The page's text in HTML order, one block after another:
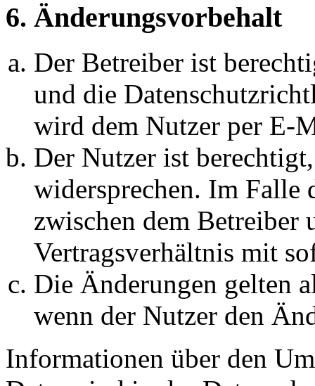
6. Änderungsvorbehalt
Der Betreiber ist
und die
wird dem Nutzer per E-
Der Nutzer ist
widersprechen. Im Falle
zwischen dem Betreiber
Vertragsverhältnis mit
Die Änderungen gelten
wenn der Nutzer den
Informationen über den